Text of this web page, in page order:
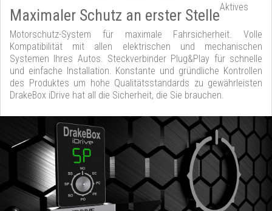
Maximaler Schutz an erster StelleAktives
Motorschutz-System für maximale Fahrsicherheit. Volle
Kompatibilität mit allen elektrischen und mechanischen
Systemen Ihres Autos. Steckverbinder Plug&Play für schnelle
und einfache Installation. Konstante und gründliche Kontrollen
des Produktes um hohe Qualitätsstandards zu gewährleisten
DrakeBox iDrive hat all die Sicherheit, die Sie brauchen.